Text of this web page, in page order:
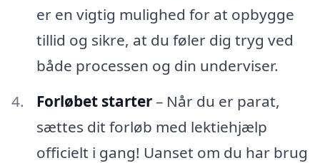
er en vigtig mulighed for at opbygge
tillid og sikre, at du føler dig tryg ved
både processen og din underviser.
Forløbet starter– Når du er parat,
sættes dit forløb med lektiehjælp
officielt i gang! Uanset om du har brug